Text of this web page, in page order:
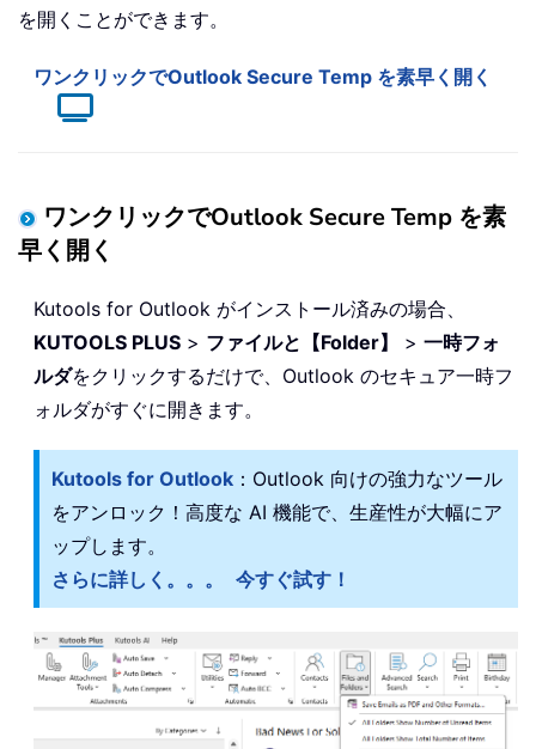
を開くことができます。
ワンクリックでOutlook Secure Temp を素早く開く
ワンクリックでOutlook Secure Temp を素
早く開く
Kutools for Outlook がインストール済みの場合、
KUTOOLS PLUS > ファイルと【Folder】 > 一時フォ
ルダをクリックするだけで、Outlook のセキュア一時フ
ォルダがすぐに開きます。
Kutools for Outlook ：Outlook 向けの強力なツール
をアンロック！高度な AI 機能で、生産性が大幅にア
ップします。
さらに詳しく。。。
今すぐ試す！